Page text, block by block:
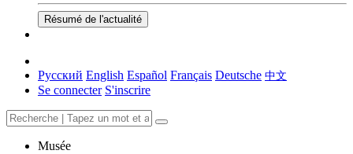
Résumé de l'actualité
Русский English Español Français Deutsche 中文
Se connecter S'inscrire
Musée